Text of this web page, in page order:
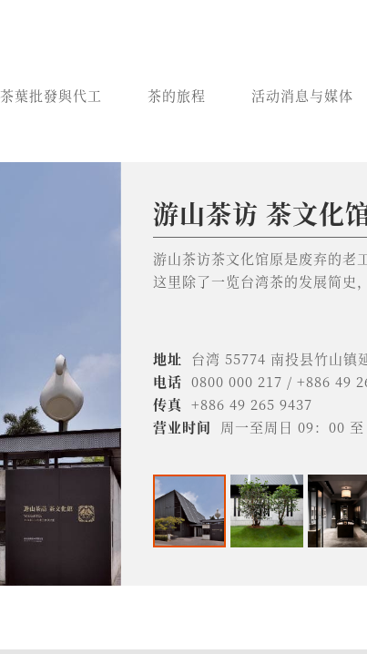
茶葉批發與代工 茶的旅程 活动消息与媒体
游山茶访 茶文化
游山茶访茶文化馆原是废弃的老
这里除了一览台湾茶的发展简史
地址 台湾 55774 南投县竹山镇
电话 0800 000 217 / +886 49
传真 +886 49 265 9437
营业时间
周一至周日 09：00
游山茶访 台北永康
复古茶的新体验
2021年，《遊山茶访》将永康街
地址 台湾 10658 台湾台北市大
电话 +886 2 2395 2919
营业时间
周一至周日 10：00
美国
地址 30 E Duarte Rd,
电话
+1 (626) 632 9789
苏州新光天地店
地址 中国 215028 江苏省工业
电话
+86 512 6265 7479
重庆新光天地店
地址 重庆市渝北区龙溪街道红
电话
19332858694
山东济南店
地址 中国 250000 山东省济南
电话
+86 531 8895 3290
山西运城
地址 中国 044000 山西省运城
电话
+86 130 8034 3854
俄罗斯 游山茶访
地址 俄罗斯 123610 莫斯科市
（Krasnopresnenskaya
营业时间
周一至周五 10：00 至